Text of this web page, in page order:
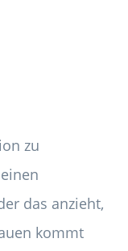
zu
das anzieht,
kommt